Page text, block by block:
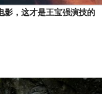
影，这才是王宝强演技的